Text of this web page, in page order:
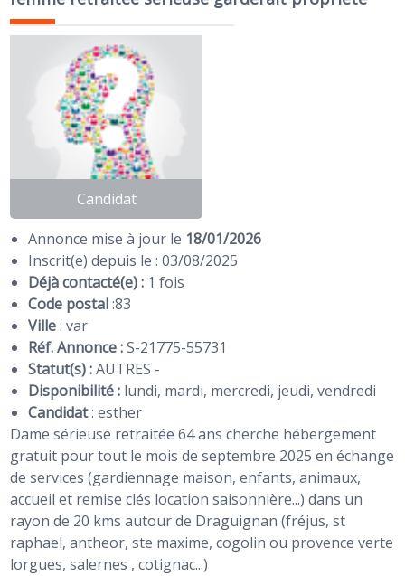
Candidat
Annonce mise à jour le 18/01/2026
Inscrit(e) depuis le : 03/08/2025
Déjà contacté(e) : 1 fois
Code postal:83
Ville: var
Réf. Annonce :S-21775-55731
Statut(s) :AUTRES -
Disponibilité : lundi, mardi, mercredi, jeudi, vendredi
Candidat:esther
Dame sérieuse retraitée 64 ans cherche hébergement
gratuit pour tout le mois de septembre 2025 en échange
de services (gardiennage maison, enfants, animaux,
accueil et remise clés location saisonnière...) dans un
rayon de 20 kms autour de Draguignan (fréjus, st
raphael, antheor, ste maxime, cogolin ou provence verte
lorgues, salernes , cotignac...)